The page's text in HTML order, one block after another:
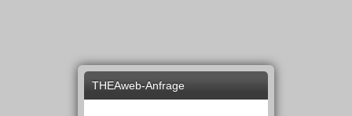
THEAweb-Anfrage